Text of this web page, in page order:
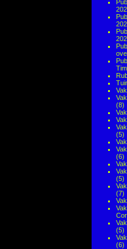
(8)
(5)
(6)
(5)
(7)
(5)
(6)